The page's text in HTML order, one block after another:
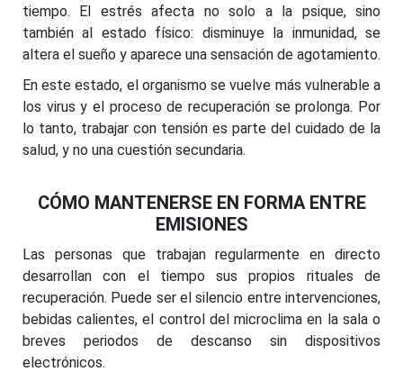
tiempo. El estrés afecta no solo a la psique, sino
también al estado físico: disminuye la inmunidad, se
altera el sueño y aparece una sensación de agotamiento.
En este estado, el organismo se vuelve más vulnerable a
los virus y el proceso de recuperación se prolonga. Por
lo tanto, trabajar con tensión es parte del cuidado de la
salud, y no una cuestión secundaria.
CÓMO MANTENERSE EN FORMA ENTRE
EMISIONES
Las personas que trabajan regularmente en directo
desarrollan con el tiempo sus propios rituales de
recuperación. Puede ser el silencio entre intervenciones,
bebidas calientes, el control del microclima en la sala o
breves periodos de descanso sin dispositivos
electrónicos.